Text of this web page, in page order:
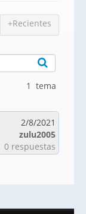
+Recientes
1 tema
2/8/2021
zulu2005
0 respuestas